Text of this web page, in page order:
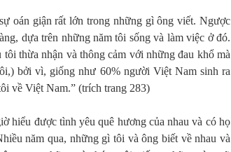
oán giận rất lớn trong những gì ông viết. Ngược
dựa trên những năm tôi sống và làm việc ở đó.
thừa nhận và thông cảm với những đau khổ mà
bởi vì, giống như 60% người Việt Nam sinh ra
về Việt Nam.” (trích trang 283)
hiểu được tình yêu quê hương của nhau và có họ
năm qua, những gì tôi và ông biết về nhau và